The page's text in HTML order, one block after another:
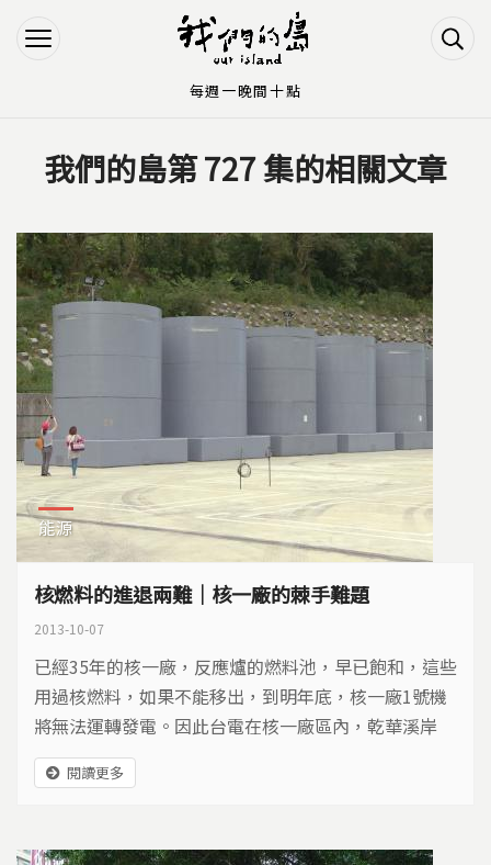
Jump to Navigation
Jump to Main content
您在這裡
我們的島第 727 集的相關文章
能源
核燃料的進退兩難｜核一廠的棘手難題
2013-10-07
已經35年的核一廠，反應爐的燃料池，早已飽和，這些
用過核燃料，如果不能移出，到明年底，核一廠1號機
將無法運轉發電。因此台電在核一廠區內，乾華溪岸
邊，興建了用過核燃料乾式貯存場，1560束用過燃料
棒，即將存放在這裡，長達四十年，引發居民與反核團
閱讀更多
每週一晚間十點